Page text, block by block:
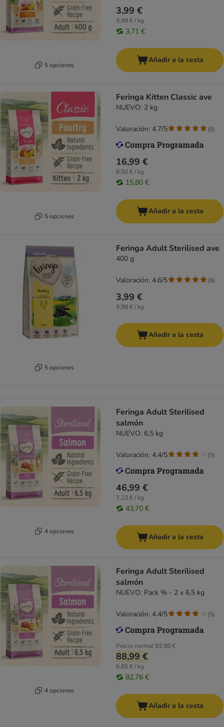
5 opciones
3,99 €
9,98 € / kg
3,71 €
Añadir a la cesta
5 opciones
Feringa Kitten Classic ave
NUEVO: 2 kg
16,99 €
8,50 € / kg
15,80 €
Valoración: 4.7/5 (6)
Añadir a la cesta
5 opciones
Feringa Adult Sterilised ave
400 g
3,99 €
9,98 € / kg
Valoración: 4.6/5 (8)
Añadir a la cesta
4 opciones
Feringa Adult Sterilised
salmón
NUEVO: 6,5 kg
46,99 €
7,23 € / kg
43,70 €
Valoración: 4.4/5 (5)
Añadir a la cesta
4 opciones
Feringa Adult Sterilised
salmón
NUEVO: Pack % - 2 x 6,5 kg
Precio normal93,98 €
88,99 €
6,85 € / kg
82,76 €
Valoración: 4.4/5 (5)
Añadir a la cesta